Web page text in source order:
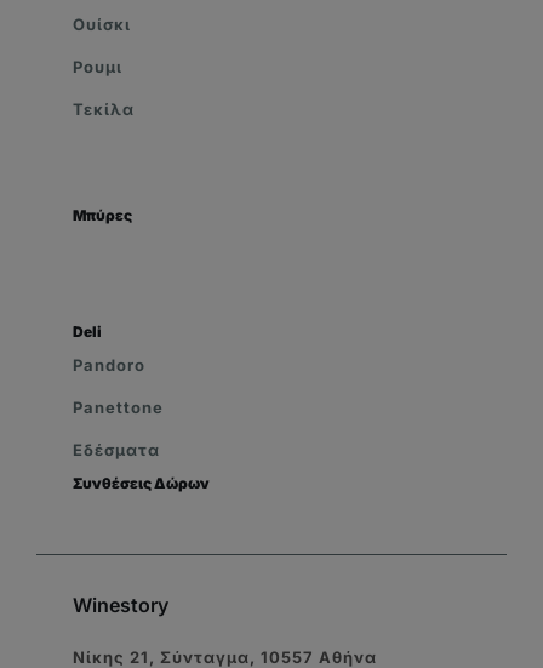
Ουίσκι
Ρουμι
Τεκίλα
Μπύρες
Deli
Pandoro
Panettone
Εδέσματα
Συνθέσεις Δώρων
Winestory
Νίκης 21, Σύνταγμα, 10557 Αθήνα